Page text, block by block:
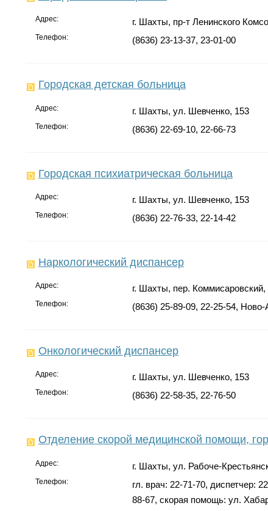
Адрес: г. Шахты, пр-т Ленинского
Телефон: (8636) 23-13-37, 23-01-00
Городская детская больница
Адрес: г. Шахты, ул. Шевченко, 153
Телефон: (8636) 22-69-10, 22-66-73
Городская психиатрическая больница
Адрес: г. Шахты, ул. Шевченко, 153
Телефон: (8636) 22-76-33, 22-14-42
Наркологический диспансер
Адрес: г. Шахты, пер. Коммисаровский,
Телефон: (8636) 25-89-09, 22-25-54,
Онкологический диспансер
Адрес: г. Шахты, ул. Шевченко, 153
Телефон: (8636) 22-58-35, 22-76-50
Отделение скорой медицинской помощи,
Адрес: г. Шахты, ул. Рабоче-
Телефон:
гл. врач: 22-71-70, диспетчер:
88-67, скорая помощь: ул.